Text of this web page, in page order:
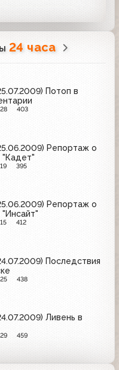
24 часа
Потоп в
403
Репортаж о
395
Репортаж о
412
Последствия
438
Ливень в
459